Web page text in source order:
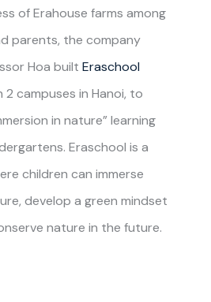
of Erahouse farms among
parents, the company
Hoa built Eraschool
2 campuses in Hanoi, to
in nature” learning
Eraschool is a
children can immerse
develop a green mindset
nature in the future.